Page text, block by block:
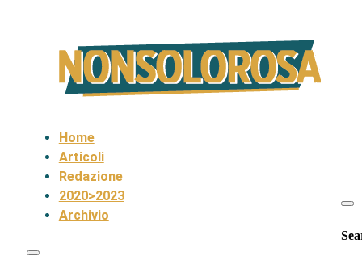
Home
Articoli
Redazione
2020>2023
Archivio